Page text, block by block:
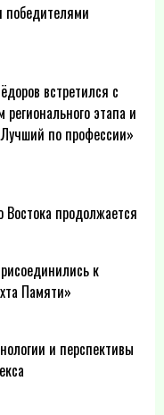
победителями
встретился с
этапа и
по профессии»
продолжается
к
Памяти»
и перспективы